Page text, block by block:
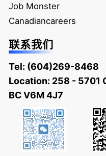
Job Monster
Canadiancareers
联系我们
Tel: (604)269-8468
Location: 258 - 5701
BC V6M 4J7